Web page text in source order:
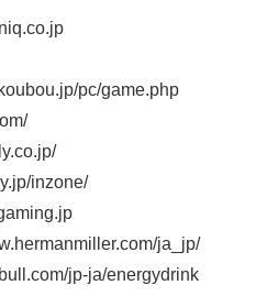
pc/game.php
inzone/
ja_jp/
jp-ja/energydrink